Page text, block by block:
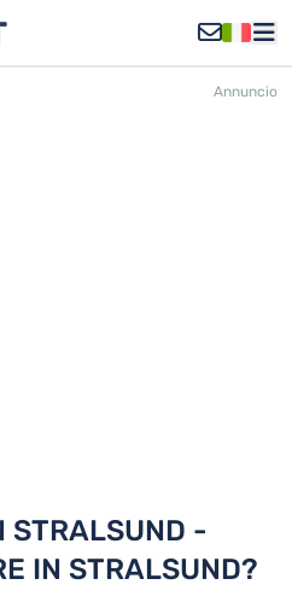
Annuncio
STRALSUND -
IN STRALSUND?